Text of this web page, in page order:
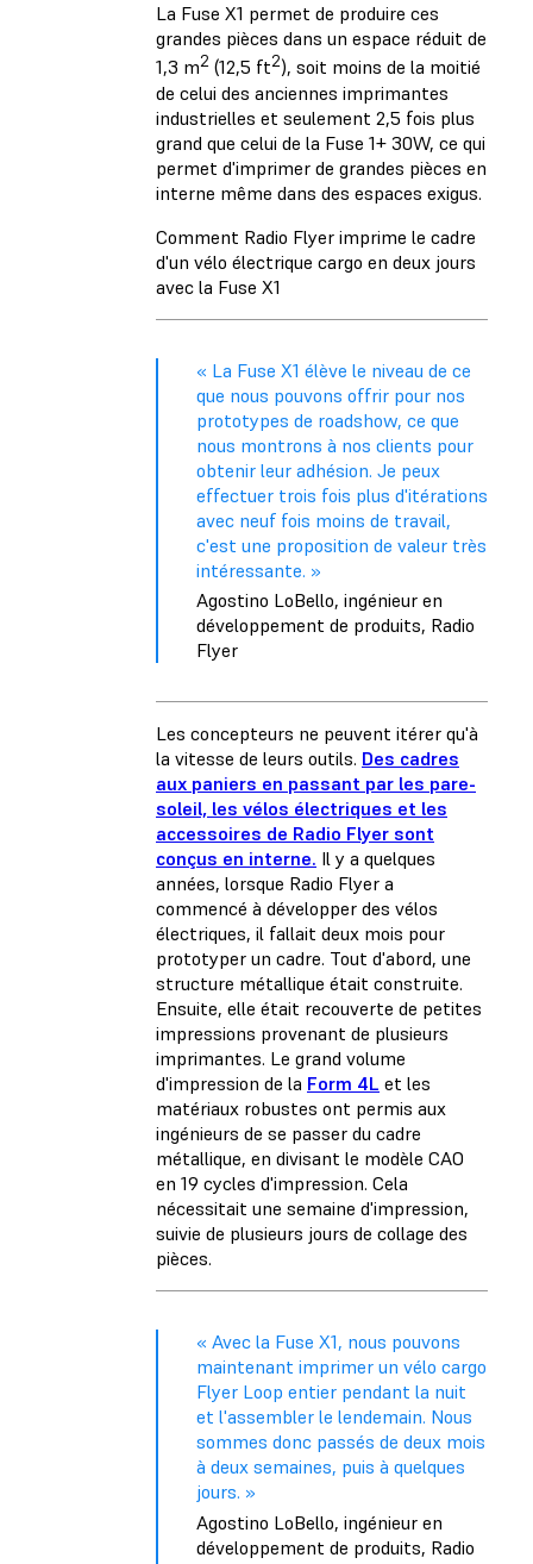
La Fuse X1 permet de produire ces
grandes pièces dans un espace réduit de
1,3 m2 (12,5 ft2), soit moins de la moitié
de celui des anciennes imprimantes
industrielles et seulement 2,5 fois plus
grand que celui de la Fuse 1+ 30W, ce qui
permet d'imprimer de grandes pièces en
interne même dans des espaces exigus.
Comment Radio Flyer imprime le cadre
d'un vélo électrique cargo en deux jours
avec la Fuse X1
« La Fuse X1 élève le niveau de ce
que nous pouvons offrir pour nos
prototypes de roadshow, ce que
nous montrons à nos clients pour
obtenir leur adhésion. Je peux
effectuer trois fois plus d'itérations
avec neuf fois moins de travail,
c'est une proposition de valeur très
intéressante. »
Agostino LoBello, ingénieur en
développement de produits, Radio
Flyer
Les concepteurs ne peuvent itérer qu'à
la vitesse de leurs outils. Des cadres
aux paniers en passant par les pare-
soleil, les vélos électriques et les
accessoires de Radio Flyer sont
conçus en interne. Il y a quelques
années, lorsque Radio Flyer a
commencé à développer des vélos
électriques, il fallait deux mois pour
prototyper un cadre. Tout d'abord, une
structure métallique était construite.
Ensuite, elle était recouverte de petites
impressions provenant de plusieurs
imprimantes. Le grand volume
d'impression de la Form 4L et les
matériaux robustes ont permis aux
ingénieurs de se passer du cadre
métallique, en divisant le modèle CAO
en 19 cycles d'impression. Cela
nécessitait une semaine d'impression,
suivie de plusieurs jours de collage des
pièces.
« Avec la Fuse X1, nous pouvons
maintenant imprimer un vélo cargo
Flyer Loop entier pendant la nuit
et l'assembler le lendemain. Nous
sommes donc passés de deux mois
à deux semaines, puis à quelques
jours. »
Agostino LoBello, ingénieur en
développement de produits, Radio